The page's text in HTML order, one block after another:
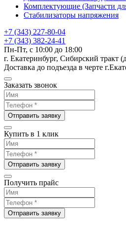
Комплектующие (Запчасти
Стабилизаторы напряжения
+7 (343) 227-80-04
+7 (343) 382-24-41
Пн-Пт, с 10:00 до 18:00
г. Екатеринбург, Сибирский тракт
Доставка до подъезда в черте
Заказать звонок
Отправить заявку
Купить в 1 клик
Отправить заявку
Получить прайс
Отправить заявку